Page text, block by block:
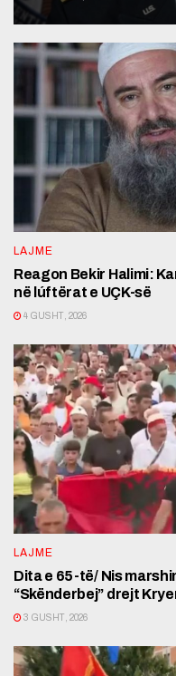
LAJME
Reagon Bekir Halimi:
në lúftërat e UÇK-së
4 GUSHT, 2026
LAJME
Dita e 65-të/ Nis
“Skënderbej” drejt
3 GUSHT, 2026